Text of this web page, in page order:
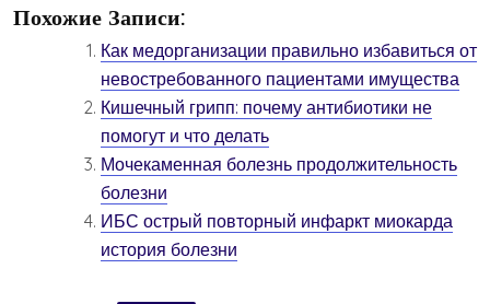
Похожие Записи:
Как медорганизации правильно избавиться от
невостребованного пациентами имущества
Кишечный грипп: почему антибиотики не
помогут и что делать
Мочекаменная болезнь продолжительность
болезни
ИБС острый повторный инфаркт миокарда
история болезни